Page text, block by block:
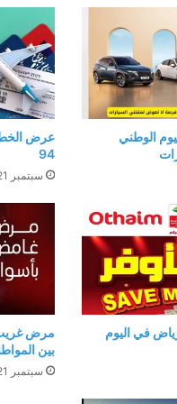
الوطني
عرض
94
سبتمبر 21, 2024
في اليوم
مرض غريب
بين
سبتمبر 21, 2024